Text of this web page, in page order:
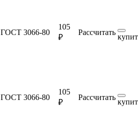
ГОСТ 3066-80
105
₽
Рассчитать
ГОСТ 3066-80
105
₽
Рассчитать